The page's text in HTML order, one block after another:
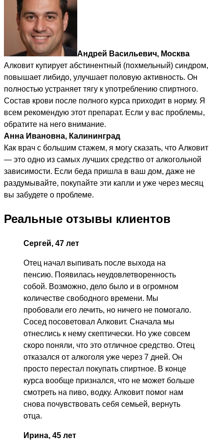
Андрей Васильевич, Москва
Алковит купирует абстинентный (похмельный) синдром,
повышает либидо, улучшает половую активность. Он
полностью устраняет тягу к употреблению спиртного.
Состав крови после полного курса приходит в норму. Я
всем рекомендую этот препарат. Если у вас проблемы,
обратите на него внимание.
Анна Ивановна, Калининград
Как врач с большим стажем, я могу сказать, что Алковит
— это одно из самых лучших средство от алкогольной
зависимости. Если беда пришла в ваш дом, даже не
раздумывайте, покупайте эти капли и уже через месяц
вы забудете о проблеме.
Реальные отзывы клиентов
Сергей, 47 лет
Отец начал выпивать после выхода на
пенсию. Появилась неудовлетворенность
собой. Возможно, дело было и в огромном
количестве свободного времени. Мы
пробовали его лечить, но ничего не помогало.
Сосед посоветовал Алковит. Сначала мы
отнеслись к нему скептически. Но уже совсем
скоро поняли, что это отличное средство. Отец
отказался от алкоголя уже через 7 дней. Он
просто перестал покупать спиртное. В конце
курса вообще признался, что не может больше
смотреть на пиво, водку. Алковит помог нам
снова почувствовать себя семьей, вернуть
отца.
Ирина, 45 лет